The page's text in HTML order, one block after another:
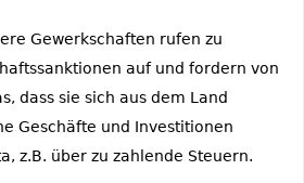
Gewerkschaften rufen zu
auf und fordern von
dass sie sich aus dem Land
Geschäfte und Investitionen
z.B. über zu zahlende Steuern.